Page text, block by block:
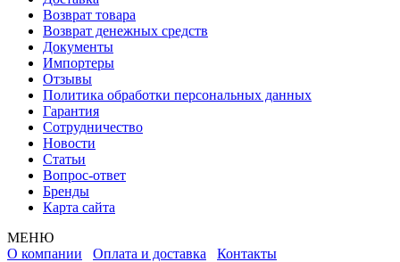
Возврат товара
Возврат денежных средств
Документы
Импортеры
Отзывы
Политика обработки персональных данных
Гарантия
Сотрудничество
Новости
Статьи
Вопрос-ответ
Бренды
Карта сайта
МЕНЮ
О компании Оплата и доставка Контакты